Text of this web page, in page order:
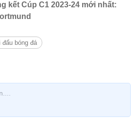
kết Cúp C1 2023-24 mới nhất:
đấu bóng đá